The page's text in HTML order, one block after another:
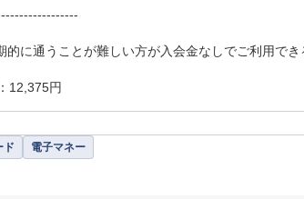
に通うことが難しい方が入会金なしでご利用でき
12,375円
ド 電子マネー